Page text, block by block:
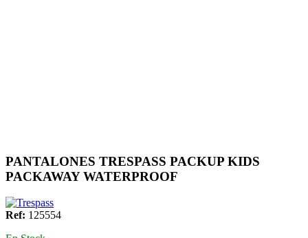
PANTALONES TRESPASS PACKUP KIDS
PACKAWAY WATERPROOF
Ref: 125554